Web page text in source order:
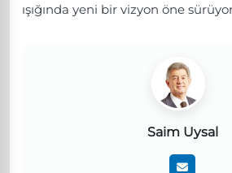
ışığında yeni bir vizyon öne
Saim Uysal